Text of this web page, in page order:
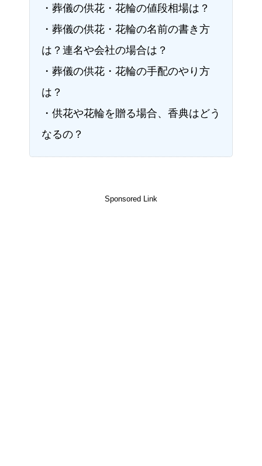
・葬儀の供花・花輪の値段相場は？
・葬儀の供花・花輪の名前の書き方
は？連名や会社の場合は？
・葬儀の供花・花輪の手配のやり方
は？
・供花や花輪を贈る場合、香典はどう
なるの？
Sponsored Link